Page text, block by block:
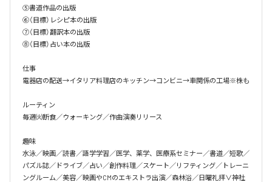
⑤書道作品の出版
⑥（目標）レシピ本の出版
⑦（目標）翻訳本の出版
⑧（目標）占い本の出版
仕事
電器店の配送→イタリア料理店のキッチン→コンビニ→車関係の工場※株も
ルーティン
毎週㈫断食／ウォーキング／作曲演奏リリース
趣味
水泳／映画／読書／語学学習／医学、薬学、医療系セミナー／書道／短歌／
パズル誌／ドライブ／占い／創作料理／スケート／リフティング／トレーニ
ングルーム／美容／映画やCMのエキストラ出演／森林浴／日曜礼拝∨神社